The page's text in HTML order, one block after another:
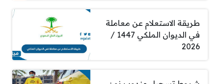
طريقة الاستعلام عن معاملة
في الديوان الملكي 1447 /
2026